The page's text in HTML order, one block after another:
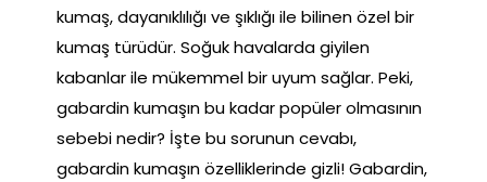
kumaş, dayanıklılığı ve şıklığı ile bilinen özel bir
kumaş türüdür. Soğuk havalarda giyilen
kabanlar ile mükemmel bir uyum sağlar. Peki,
gabardin kumaşın bu kadar popüler olmasının
sebebi nedir? İşte bu sorunun cevabı,
gabardin kumaşın özelliklerinde gizli! Gabardin,